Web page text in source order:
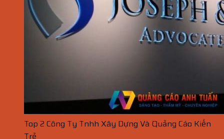
Top 2 Công Ty Tnhh Xây Dựng Và Quảng Cáo Kiến
Trẻ